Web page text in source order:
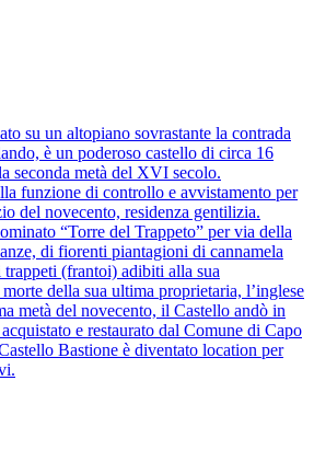
su un altopiano sovrastante la contrada
è un poderoso castello di circa 16
seconda metà del XVI secolo.
funzione di controllo e avvistamento per
del novecento, residenza gentilizia.
“Torre del Trappeto” per via della
di fiorenti piantagioni di cannamela
trappeti (frantoi) adibiti alla sua
della sua ultima proprietaria, l’inglese
metà del novecento, il Castello andò in
e restaurato dal Comune di Capo
Bastione è diventato location per